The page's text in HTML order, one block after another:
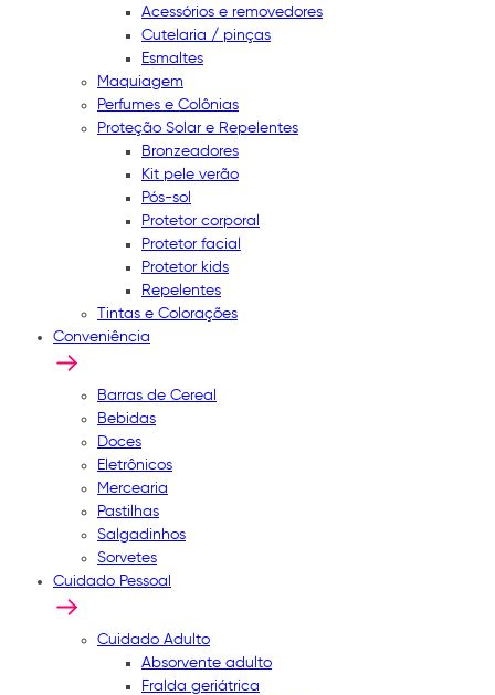
Acessórios e removedores
Cutelaria / pinças
Esmaltes
Maquiagem
Perfumes e Colônias
Proteção Solar e Repelentes
Bronzeadores
Kit pele verão
Pós-sol
Protetor corporal
Protetor facial
Protetor kids
Repelentes
Tintas e Colorações
Conveniência
Barras de Cereal
Bebidas
Doces
Eletrônicos
Mercearia
Pastilhas
Salgadinhos
Sorvetes
Cuidado Pessoal
Cuidado Adulto
Absorvente adulto
Fralda geriátrica